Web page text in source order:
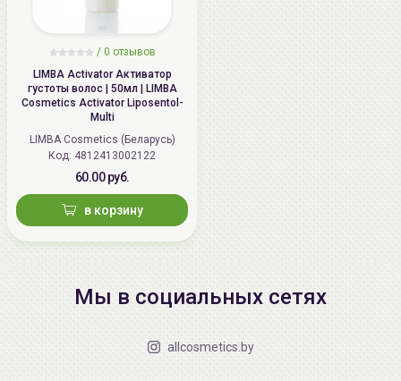
/ 0 отзывов
LIMBA Activator Активатор
густоты волос | 50мл | LIMBA
Cosmetics Activator Liposentol-
Multi
LIMBA Cosmetics (Беларусь)
Код: 4812413002122
60.00 руб.
в корзину
Мы в социальных сетях
allcosmetics.by